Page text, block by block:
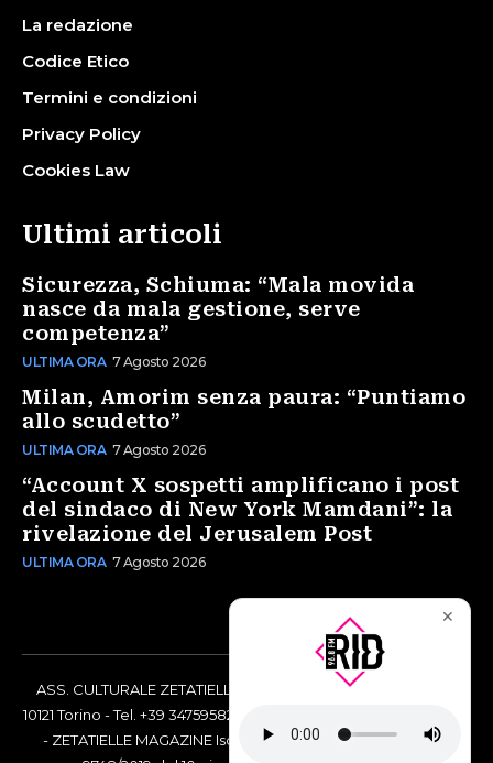
La redazione
Codice Etico
Termini e condizioni
Privacy Policy
Cookies Law
Ultimi articoli
Sicurezza, Schiuma: “Mala movida
nasce da mala gestione, serve
competenza”
ULTIMA ORA 7 Agosto 2026
Milan, Amorim senza paura: “Puntiamo
allo scudetto”
ULTIMA ORA 7 Agosto 2026
“Account X sospetti amplificano i post
del sindaco di New York Mamdani”: la
rivelazione del Jerusalem Post
ULTIMA ORA 7 Agosto 2026
ASS. CULTURALE ZETATIELLE OFF via Vittorio Amedeo II, 21 -
10121 Torino - Tel. +39 3475958238 - Codice Fiscale 97883690014
- ZETATIELLE MAGAZINE Iscrizione al Tribunale di Torino n°
✕